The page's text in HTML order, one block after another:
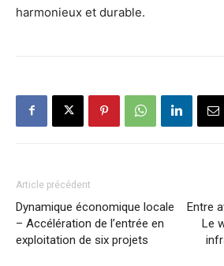
harmonieux et durable.
Article précédent
Dynamique économique locale
– Accélération de l’entrée en
exploitation de six projets
Entre
Le